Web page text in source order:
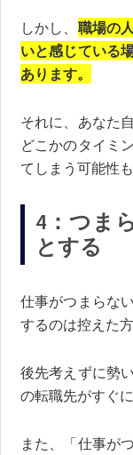
しかし、 職場の
いと感じている
あります。
それに、あなた
どこかのタイミ
てしまう可能性
4：つま
とする
仕事がつまらな
するのは控えた
後先考えずに勢
の転職先がすぐ
また、「仕事が